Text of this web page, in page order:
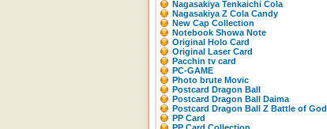
Nagasakiya Tenkaichi Cola
Nagasakiya Z Cola Candy
New Cap Collection
Notebook Showa Note
Original Holo Card
Original Laser Card
Pacchin tv card
PC-GAME
Photo brute Movic
Postcard Dragon Ball
Postcard Dragon Ball Daima
Postcard Dragon Ball Z Battle of God
PP Card